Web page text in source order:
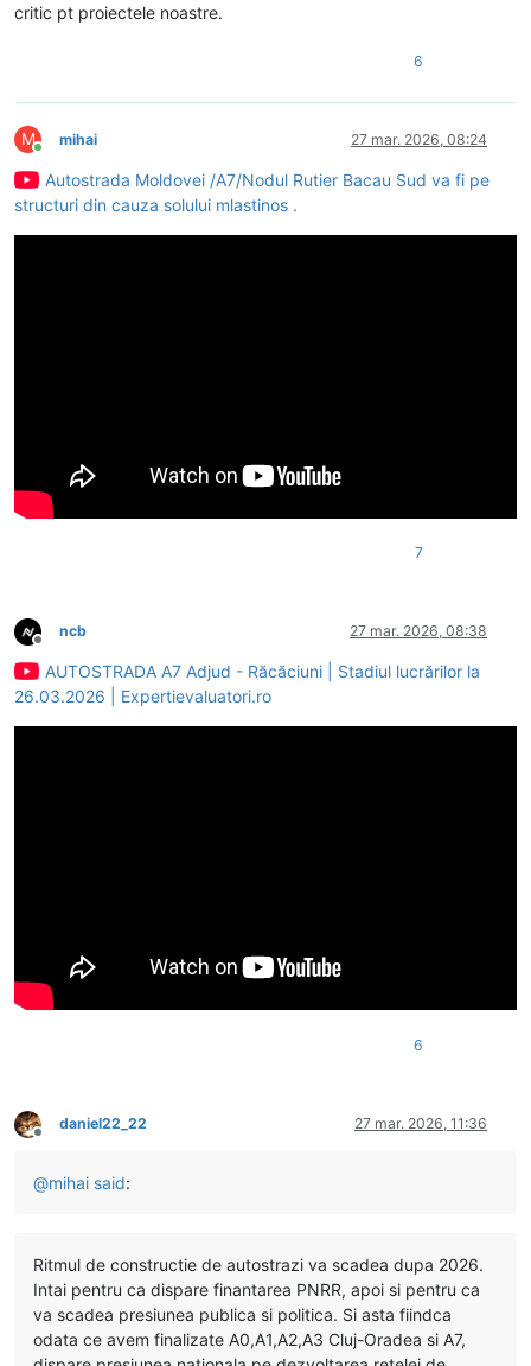
critic pt proiectele noastre.
6
M
Conectat
mihai 27 mar. 2026, 08:24
Autostrada Moldovei /A7/Nodul Rutier Bacau Sud va fi pe
structuri din cauza solului mlastinos .
7
Deconectat
ncb 27 mar. 2026, 08:38
AUTOSTRADA A7 Adjud - Răcăciuni | Stadiul lucrărilor la
26.03.2026 | Expertievaluatori.ro
6
Deconectat
daniel22_22 27 mar. 2026, 11:36
@mihai said:
Ritmul de constructie de autostrazi va scadea dupa 2026.
Intai pentru ca dispare finantarea PNRR, apoi si pentru ca
va scadea presiunea publica si politica. Si asta fiindca
odata ce avem finalizate A0,A1,A2,A3 Cluj-Oradea si A7,